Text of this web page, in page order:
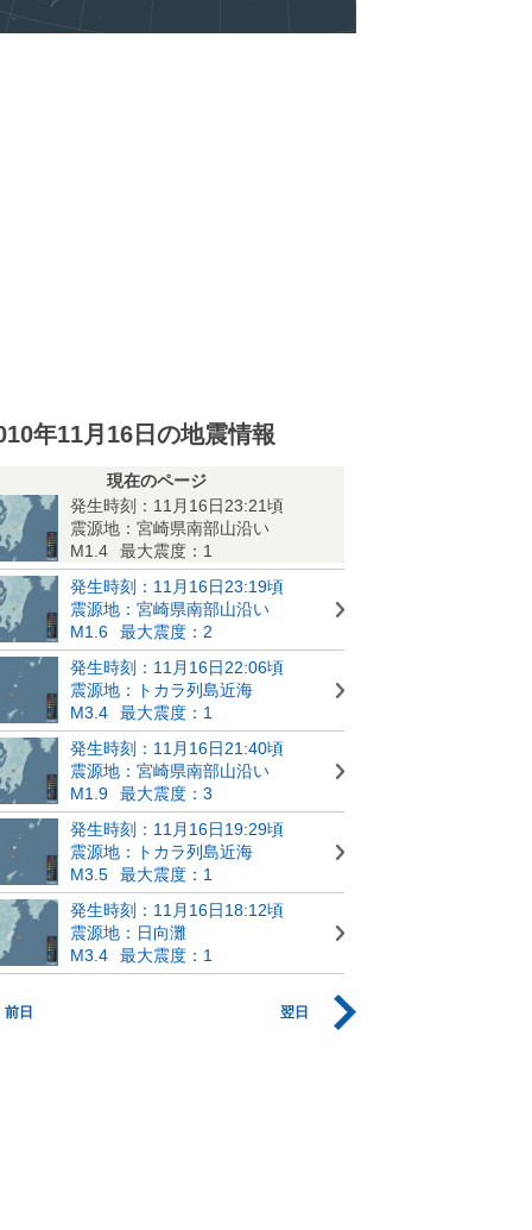
年11月16日の地震情報
現在のページ
発生時刻：11月16日23:21頃
震源地：宮崎県南部山沿い
M1.4
最大震度：1
発生時刻：11月16日23:19頃
震源地：宮崎県南部山沿い
M1.6
最大震度：2
発生時刻：11月16日22:06頃
震源地：トカラ列島近海
M3.4
最大震度：1
発生時刻：11月16日21:40頃
震源地：宮崎県南部山沿い
M1.9
最大震度：3
発生時刻：11月16日19:29頃
震源地：トカラ列島近海
M3.5
最大震度：1
発生時刻：11月16日18:12頃
震源地：日向灘
M3.4
最大震度：1
前日 翌日